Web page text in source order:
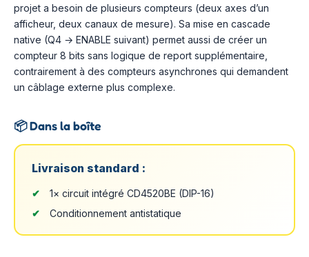
projet a besoin de plusieurs compteurs (deux axes d’un
afficheur, deux canaux de mesure). Sa mise en cascade
native (Q4 → ENABLE suivant) permet aussi de créer un
compteur 8 bits sans logique de report supplémentaire,
contrairement à des compteurs asynchrones qui demandent
un câblage externe plus complexe.
📦Dans la boîte
Livraison standard :
1× circuit intégré CD4520BE (DIP-16)
Conditionnement antistatique